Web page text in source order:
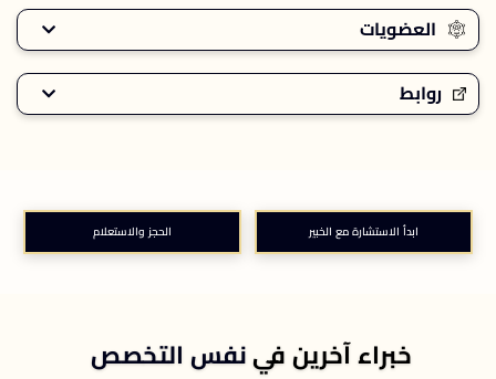
العضويات
روابط
ابدأ الاستشارة مع الخبير الحجز والاستعلام
خبراء آخرين في نفس التخصص